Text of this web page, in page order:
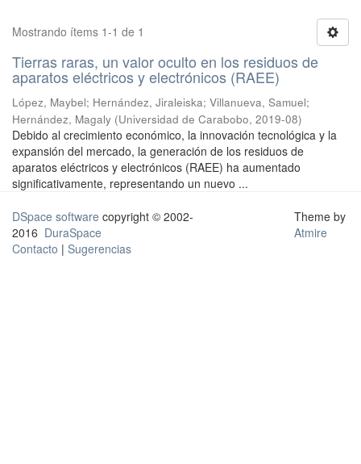
Mostrando ítems 1-1 de 1
Tierras raras, un valor oculto en los residuos de
aparatos eléctricos y electrónicos (RAEE)
López, Maybel; Hernández, Jiraleiska; Villanueva, Samuel;
Hernández, Magaly (Universidad de Carabobo, 2019-08)
Debido al crecimiento económico, la innovación tecnológica y la
expansión del mercado, la generación de los residuos de
aparatos eléctricos y electrónicos (RAEE) ha aumentado
significativamente, representando un nuevo ...
DSpace software copyright © 2002-
2016 DuraSpace
Contacto | Sugerencias
Theme by
Atmire